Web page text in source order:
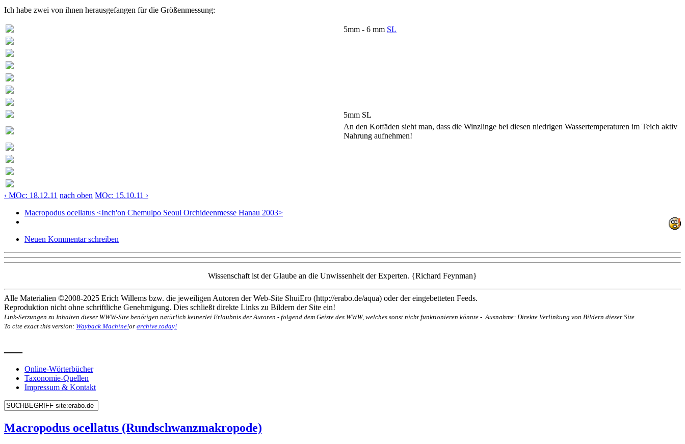
Ich habe zwei von ihnen herausgefangen für die Größenmessung:
5mm - 6 mm SL
5mm SL
An den Kotfäden sieht man, dass die Winzlinge bei diesen niedrigen Wassertemperaturen im Teich aktiv
Nahrung aufnehmen!
‹ MOc: 18.12.11 nach oben MOc: 15.10.11 ›
Macropodus ocellatus <Inch'on Chemulpo Seoul Orchideenmesse Hanau 2003>
Neuen Kommentar schreiben
Wissenschaft ist der Glaube an die Unwissenheit der Experten. {Richard Feynman}
Alle Materialien ©2008-2025 Erich Willems bzw. die jeweiligen Autoren der Web-Site ShuiEro (http://erabo.de/aqua) oder der eingebetteten Feeds.
Reproduktion nicht ohne schriftliche Genehmigung. Dies schließt direkte Links zu Bildern der Site ein!
Link-Setzungen zu Inhalten dieser WWW-Site benötigen natürlich keinerlei Erlaubnis der Autoren - folgend dem Geiste des WWW, welches sonst nicht funktionieren könnte -. Ausnahme: Direkte Verlinkung von Bildern dieser Site.
To cite exact this version: Wayback Machine!or archive.today!
Online-Wörterbücher
Taxonomie-Quellen
Impressum & Kontakt
Macropodus ocellatus (Rundschwanzmakropode)